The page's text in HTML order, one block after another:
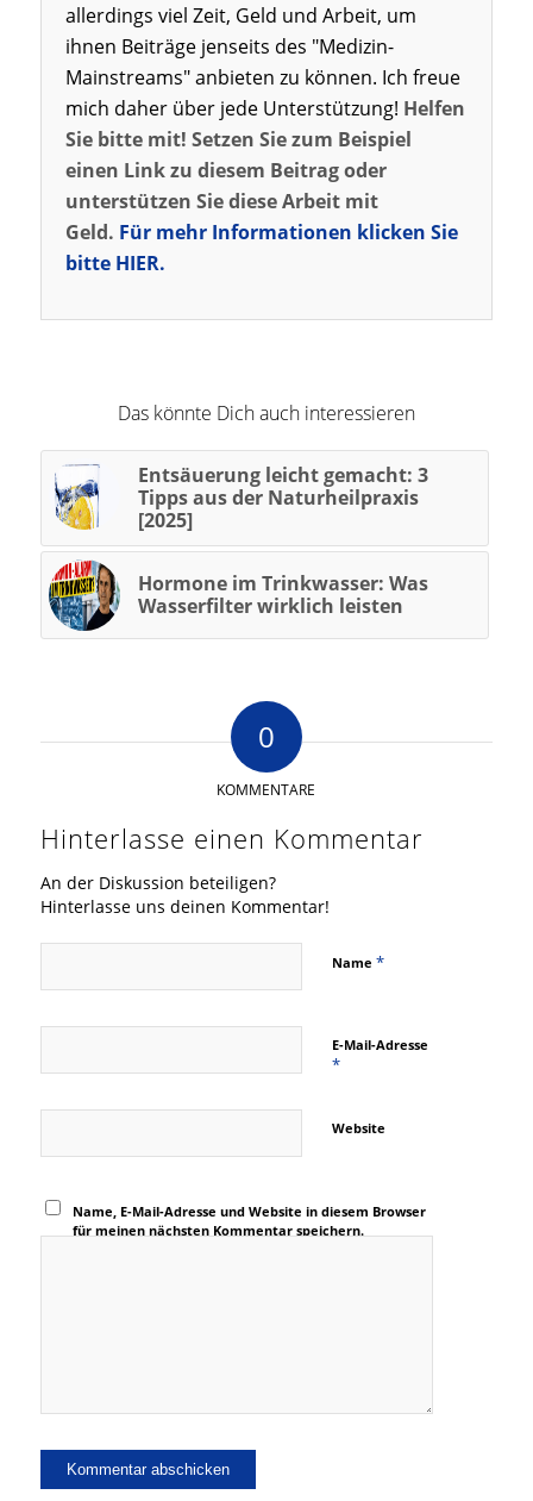
allerdings viel Zeit, Geld und Arbeit, um
ihnen Beiträge jenseits des "Medizin-
Mainstreams" anbieten zu können. Ich freue
mich daher über jede Unterstützung! Helfen
Sie bitte mit! Setzen Sie zum Beispiel
einen Link zu diesem Beitrag oder
unterstützen Sie diese Arbeit mit
Geld. Für mehr Informationen klicken Sie
bitte HIER.
Das könnte Dich auch interessieren
Entsäuerung leicht gemacht: 3
Tipps aus der Naturheilpraxis
[2025]
Hormone im Trinkwasser: Was
Wasserfilter wirklich leisten
0
KOMMENTARE
Hinterlasse einen Kommentar
An der Diskussion beteiligen?
Hinterlasse uns deinen Kommentar!
Name *
E-Mail-Adresse
*
Website
Name, E-Mail-Adresse und Website in diesem Browser
für meinen nächsten Kommentar speichern.